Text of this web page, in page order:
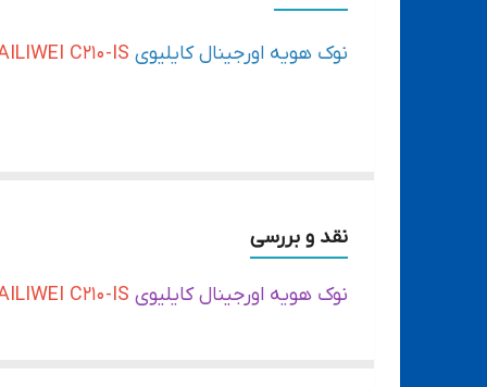
نوک هویه اورجینال کایلیوی
نقد و بررسی
نوک هویه اورجینال کایلیوی C210-IS